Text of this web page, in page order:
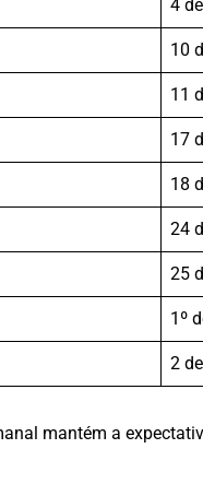
4
10
11
17
18
24
25
1º
2
mantém a